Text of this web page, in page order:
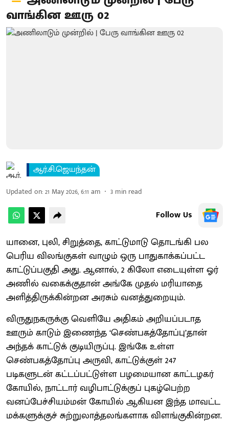
வாங்கின ஊரு 02
ஆர்.சி.ஜெயந்தன்
Updated on:21 May 2026, 6:11 am 3 min read
Follow Us
யானை, புலி, சிறுத்தை, காட்டுமாடு தொடங்கி பல
பெரிய விலங்குகள் வாழும் ஒரு பாதுகாக்கப்பட்ட
காட்டுப்பகுதி அது. ஆனால், 2 கிலோ எடையுள்ள ஓர்
அணில் வகைக்குதான் அங்கே முதல் மரியாதை
அளித்திருக்கின்றன அரசும் வனத்துறையும்.
விருதுநகருக்கு வெளியே அதிகம் அறியப்படாத
ஊரும் காடும் இணைந்த ‘செண்பகத்தோப்பு’தான்
அந்தக் காட்டுக் குடியிருப்பு. இங்கே உள்ள
செண்பகத்தோப்பு அருவி, காட்டுக்குள் 247
படிகளுடன் கட்டப்பட்டுள்ள பழமையான காட்டழகர்
கோயில், நாட்டார் வழிபாட்டுக்குப் புகழ்பெற்ற
வனப்பேச்சியம்மன் கோயில் ஆகியன இந்த மாவட்ட
மக்களுக்குச் சுற்றுலாத்தலங்களாக விளங்குகின்றன.